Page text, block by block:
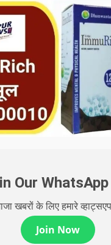
Our
खबरों के लिए हमारे
Join Now